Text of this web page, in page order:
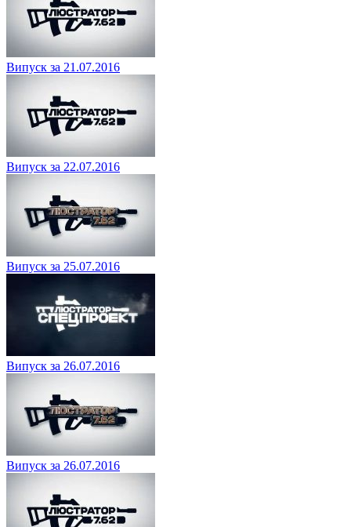
Випуск за 21.07.2016
Випуск за 22.07.2016
Випуск за 25.07.2016
Випуск за 26.07.2016
Випуск за 26.07.2016